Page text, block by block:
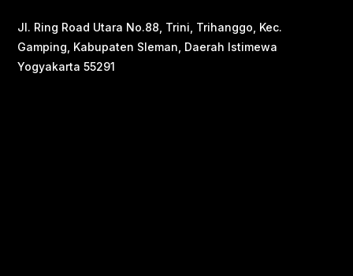
Jl. Ring Road Utara No.88, Trini, Trihanggo, Kec.
Gamping, Kabupaten Sleman, Daerah Istimewa
Yogyakarta 55291